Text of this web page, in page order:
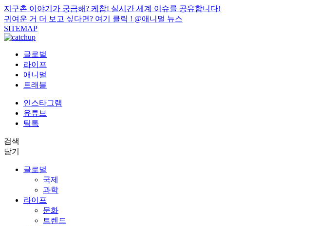
지구촌 이야기가 궁금해? 케찹! 실시간 세계 이슈를 공유합니다!
귀여운 거 더 보고 싶다면? 여기 클릭 ! @애니멀 뉴스
SITEMAP
글로벌
라이프
애니멀
트래블
인스타그램
유튜브
틱톡
검색
닫기
글로벌
국제
과학
라이프
문화
트렌드